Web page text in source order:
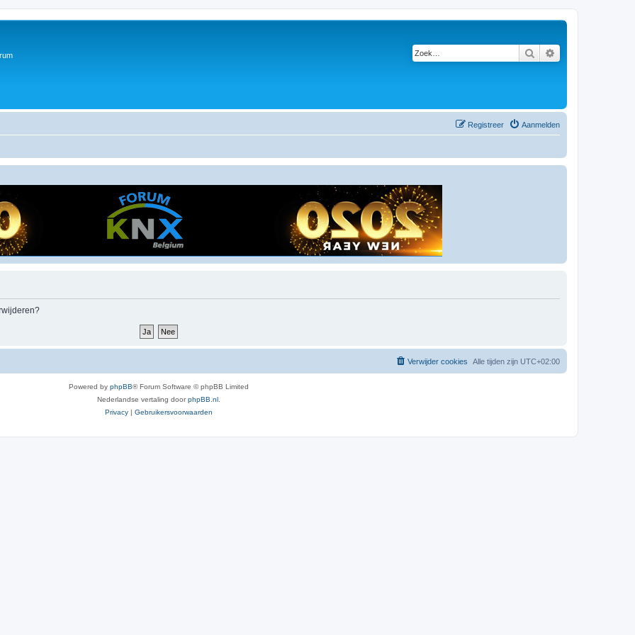
Zoek
Aanmelden
Registreer
Alle tijden zijn UTC+02:00
Verwijder cookies
Powered by phpBB® Forum Software © phpBB Limited
Nederlandse vertaling doorphpBB.nl
Privacy | Gebruikersvoorwaarden